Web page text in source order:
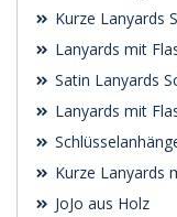
Kurze Lanyards
Lanyards mit
Satin Lanyards
Lanyards mit
Kurze Lanyards
JoJo aus Holz